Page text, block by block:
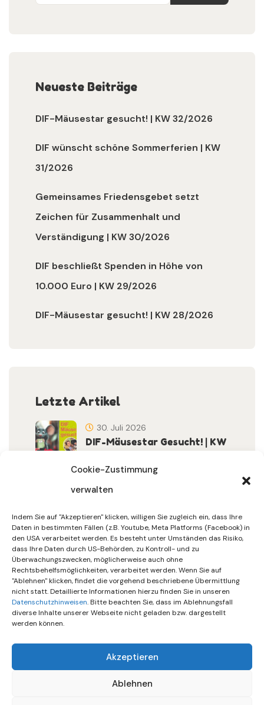
Cookie-Zustimmung
verwalten
Indem Sie auf "Akzeptieren" klicken, willigen Sie zugleich ein, dass Ihre
Daten in bestimmten Fällen (z.B. Youtube, Meta Platforms (Facebook) in
den USA verarbeitet werden. Es besteht unter Umständen das Risiko,
dass Ihre Daten durch US-Behörden, zu Kontroll- und zu
Überwachungszwecken, möglicherweise auch ohne
Rechtsbehelfsmöglichkeiten, verarbeitet werden. Wenn Sie auf
"Ablehnen" klicken, findet die vorgehend beschriebene Übermittlung
nicht statt. Detaillierte Informationen hierzu finden Sie in unseren
Datenschutzhinweisen. Bitte beachten Sie, dass im Ablehnungsfall
diverse Inhalte unserer Webseite nicht geladen bzw. dargestellt
werden können.
Akzeptieren
Ablehnen
Neueste Beiträge
DIF-Mäusestar gesucht! | KW 32/2026
DIF wünscht schöne Sommerferien | KW
31/2026
Gemeinsames Friedensgebet setzt
Zeichen für Zusammenhalt und
Verständigung | KW 30/2026
DIF beschließt Spenden in Höhe von
10.000 Euro | KW 29/2026
DIF-Mäusestar gesucht! | KW 28/2026
Letzte Artikel
DIF-Mäusestar Gesucht! | KW
30. Juli 2026
Sommerferien | KW 31/…
30. Juli 2026
Gemeinsames Friedensgebet
Setzt Zeichen …
15. Juli 2026